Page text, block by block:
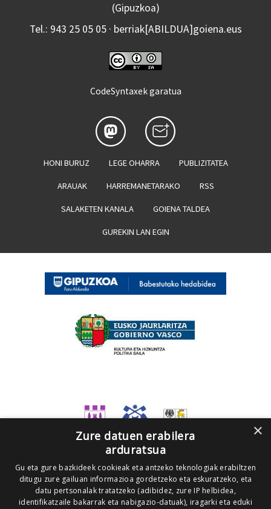
(Gipuzkoa)
Tel.: 943 25 05 05 · berriak[ABILDUA]goiena.eus
CodeSyntaxek garatua
HONI BURUZ LEGE OHARRA PUBLIZITATEA
ARAUAK HARREMANETARAKO RSS
SALAKETEN KANALA GOIENA TALDEA
GUREKIN LAN EGIN
×
Zure datuen erabilera
arduratsua
Gu eta gure bazkideek cookieak eta antzeko teknologiak erabiltzen
ditugu zure gailuan informazioa gordetzeko eta eskuratzeko, eta
datu pertsonalak tratatzeko (adibidez, zure IP helbidea,
identifikatzaile bakarrak eta nabigazio-datuak), iragarki eta eduki